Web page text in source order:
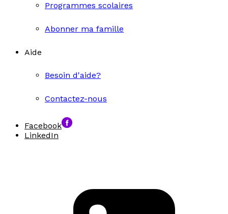
Programmes scolaires
Abonner ma famille
Aide
Besoin d'aide?
Contactez-nous
Facebook
LinkedIn